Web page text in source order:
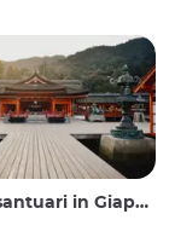
in Giappone